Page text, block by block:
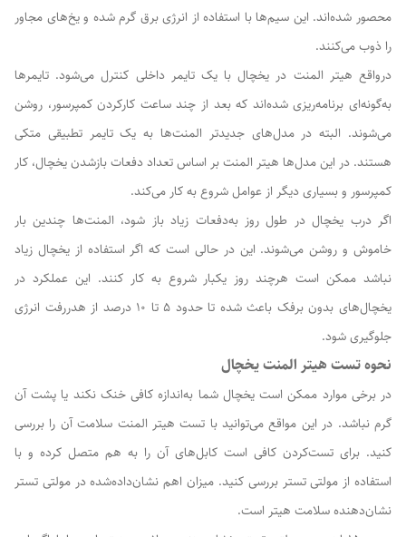
محصور شده‌اند. این سیم‌ها با استفاده از انرژی برق گرم شده و یخ‌های مجاور
را ذوب می‌کنند.
درواقع هیتر المنت در یخچال با یک تایمر داخلی کنترل می‌شود. تایمرها
به‌گونه‌ای برنامه‌ریزی شده‌اند که بعد از چند ساعت کارکردن کمپرسور، روشن
می‌شوند. البته در مدل‌های جدیدتر المنت‌ها به یک تایمر تطبیقی متکی
هستند. در این مدل‌ها هیتر المنت بر اساس تعداد دفعات بازشدن یخچال، کار
کمپرسور و بسیاری دیگر از عوامل شروع به کار می‌کند.
اگر درب یخچال در طول روز به‌دفعات زیاد باز شود، المنت‌ها چندین بار
خاموش و روشن می‌شوند. این در حالی است که اگر استفاده از یخچال زیاد
نباشد ممکن است هرچند روز یکبار شروع به کار کنند. این عملکرد در
یخچال‌های بدون برفک باعث شده تا حدود ۵ تا ۱۰ درصد از هدررفت انرژی
جلوگیری شود.
نحوه تست هیتر المنت یخچال
در برخی موارد ممکن است یخچال شما به‌اندازه کافی خنک نکند یا پشت آن
گرم نباشد. در این مواقع می‌توانید با تست هیتر المنت سلامت آن را بررسی
کنید. برای تست‌کردن کافی است کابل‌های آن را به هم متصل کرده و با
استفاده از مولتی تستر بررسی کنید. میزان اهم نشان‌داده‌شده در مولتی تستر
نشان‌دهنده سلامت هیتر است.